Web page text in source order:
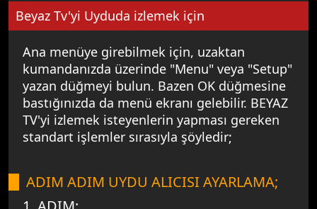
Beyaz Tv'yi Uyduda izlemek için
Ana menüye girebilmek için, uzaktan
kumandanızda üzerinde "Menu" veya "Setup"
yazan düğmeyi bulun. Bazen OK düğmesine
bastığınızda da menü ekranı gelebilir. BEYAZ
TV'yi izlemek isteyenlerin yapması gereken
standart işlemler sırasıyla şöyledir;
ADIM ADIM UYDU ALICISI AYARLAMA;